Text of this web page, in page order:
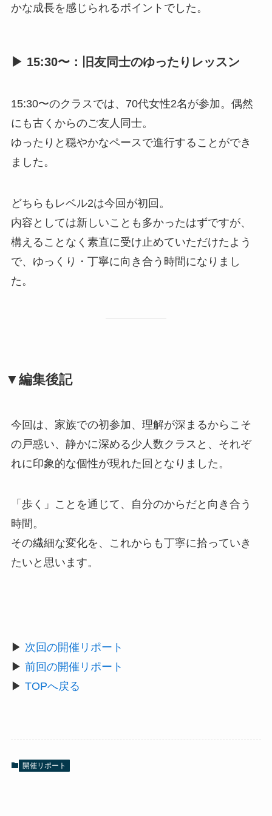
かな成長を感じられるポイントでした。
▶︎ 15:30〜：旧友同士のゆったりレッスン
15:30〜のクラスでは、70代女性2名が参加。偶然
にも古くからのご友人同士。
ゆったりと穏やかなペースで進行することができ
ました。
どちらもレベル2は今回が初回。
内容としては新しいことも多かったはずですが、
構えることなく素直に受け止めていただけたよう
で、ゆっくり・丁寧に向き合う時間になりまし
た。
▼編集後記
今回は、家族での初参加、理解が深まるからこそ
の戸惑い、静かに深める少人数クラスと、それぞ
れに印象的な個性が現れた回となりました。
「歩く」ことを通じて、自分のからだと向き合う
時間。
その繊細な変化を、これからも丁寧に拾っていき
たいと思います。
▶ 次回の開催リポート
▶ 前回の開催リポート
▶ TOPへ戻る
開催リポート